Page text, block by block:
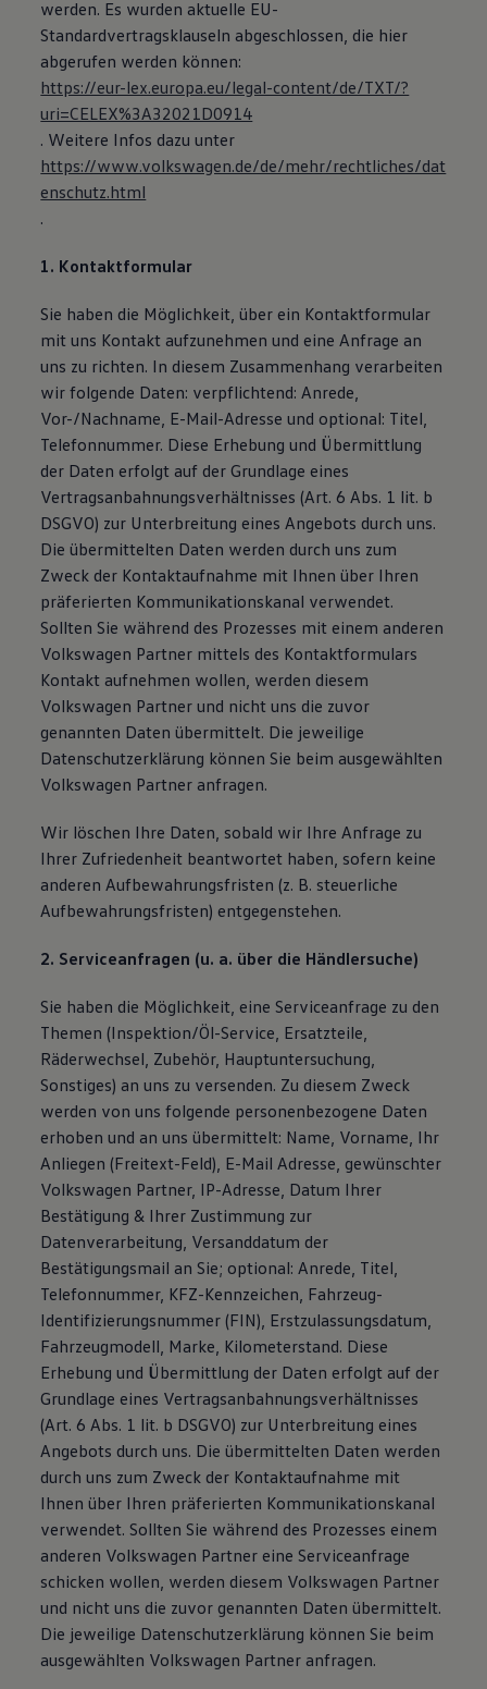
werden. Es wurden aktuelle EU-
Standardvertragsklauseln abgeschlossen, die hier
abgerufen werden können:
https://eur-lex.europa.eu/legal-content/de/TXT/?
uri=CELEX%3A32021D0914
. Weitere Infos dazu unter
https://www.volkswagen.de/de/mehr/rechtliches/dat
enschutz.html
.
1. Kontaktformular
Sie haben die Möglichkeit, über ein Kontaktformular
mit uns Kontakt aufzunehmen und eine Anfrage an
uns zu richten. In diesem Zusammenhang verarbeiten
wir folgende Daten: verpflichtend: Anrede,
Vor-/Nachname, E-Mail-Adresse und optional: Titel,
Telefonnummer. Diese Erhebung und Übermittlung
der Daten erfolgt auf der Grundlage eines
Vertragsanbahnungsverhältnisses (Art. 6 Abs. 1 lit. b
DSGVO) zur Unterbreitung eines Angebots durch uns.
Die übermittelten Daten werden durch uns zum
Zweck der Kontaktaufnahme mit Ihnen über Ihren
präferierten Kommunikationskanal verwendet.
Sollten Sie während des Prozesses mit einem anderen
Volkswagen Partner mittels des Kontaktformulars
Kontakt aufnehmen wollen, werden diesem
Volkswagen Partner und nicht uns die zuvor
genannten Daten übermittelt. Die jeweilige
Datenschutzerklärung können Sie beim ausgewählten
Volkswagen Partner anfragen.
Wir löschen Ihre Daten, sobald wir Ihre Anfrage zu
Ihrer Zufriedenheit beantwortet haben, sofern keine
anderen Aufbewahrungsfristen (z. B. steuerliche
Aufbewahrungsfristen) entgegenstehen.
2. Serviceanfragen (u. a. über die Händlersuche)
Sie haben die Möglichkeit, eine Serviceanfrage zu den
Themen (Inspektion/Öl-Service, Ersatzteile,
Räderwechsel, Zubehör, Hauptuntersuchung,
Sonstiges) an uns zu versenden. Zu diesem Zweck
werden von uns folgende personenbezogene Daten
erhoben und an uns übermittelt: Name, Vorname, Ihr
Anliegen (Freitext-Feld), E-Mail Adresse, gewünschter
Volkswagen Partner, IP-Adresse, Datum Ihrer
Bestätigung & Ihrer Zustimmung zur
Datenverarbeitung, Versanddatum der
Bestätigungsmail an Sie; optional: Anrede, Titel,
Telefonnummer, KFZ-Kennzeichen, Fahrzeug-
Identifizierungsnummer (FIN), Erstzulassungsdatum,
Fahrzeugmodell, Marke, Kilometerstand. Diese
Erhebung und Übermittlung der Daten erfolgt auf der
Grundlage eines Vertragsanbahnungsverhältnisses
(Art. 6 Abs. 1 lit. b DSGVO) zur Unterbreitung eines
Angebots durch uns. Die übermittelten Daten werden
durch uns zum Zweck der Kontaktaufnahme mit
Ihnen über Ihren präferierten Kommunikationskanal
verwendet. Sollten Sie während des Prozesses einem
anderen Volkswagen Partner eine Serviceanfrage
schicken wollen, werden diesem Volkswagen Partner
und nicht uns die zuvor genannten Daten übermittelt.
Die jeweilige Datenschutzerklärung können Sie beim
ausgewählten Volkswagen Partner anfragen.